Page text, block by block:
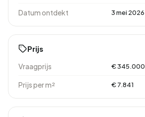
Datum ontdekt 3 mei 2026
Prijs
Vraagprijs € 345.000
Prijs per m² € 7.841